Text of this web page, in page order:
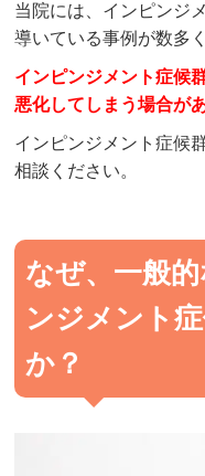
当院には、 インピンジ
導いている事例が数多
インピンジメント症候
悪化してしまう場合が
インピンジメント症候
相談ください。
なぜ、一般
ンジメント
か？